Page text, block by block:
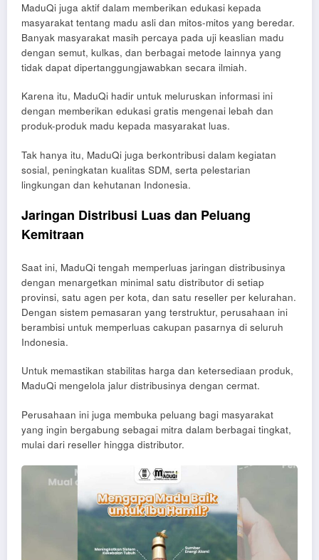
MaduQi juga aktif dalam memberikan edukasi kepada
masyarakat tentang madu asli dan mitos-mitos yang beredar.
Banyak masyarakat masih percaya pada uji keaslian madu
dengan semut, kulkas, dan berbagai metode lainnya yang
tidak dapat dipertanggungjawabkan secara ilmiah.
Karena itu, MaduQi hadir untuk meluruskan informasi ini
dengan memberikan edukasi gratis mengenai lebah dan
produk-produk madu kepada masyarakat luas.
Tak hanya itu, MaduQi juga berkontribusi dalam kegiatan
sosial, peningkatan kualitas SDM, serta pelestarian
lingkungan dan kehutanan Indonesia.
Jaringan Distribusi Luas dan Peluang
Kemitraan
Saat ini, MaduQi tengah memperluas jaringan distribusinya
dengan menargetkan minimal satu distributor di setiap
provinsi, satu agen per kota, dan satu reseller per kelurahan.
Dengan sistem pemasaran yang terstruktur, perusahaan ini
berambisi untuk memperluas cakupan pasarnya di seluruh
Indonesia.
Untuk memastikan stabilitas harga dan ketersediaan produk,
MaduQi mengelola jalur distribusinya dengan cermat.
Perusahaan ini juga membuka peluang bagi masyarakat
yang ingin bergabung sebagai mitra dalam berbagai tingkat,
mulai dari reseller hingga distributor.